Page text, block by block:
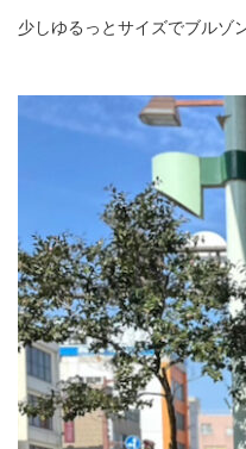
少しゆるっとサイズでブルゾ